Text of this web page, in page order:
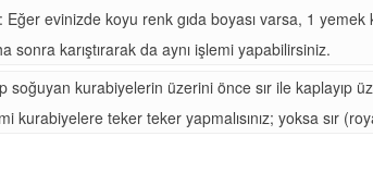
Eğer evinizde koyu renk gıda boyası varsa, 1 yemek
sonra karıştırarak da aynı işlemi yapabilirsiniz.
soğuyan kurabiyelerin üzerini önce sır ile kaplayıp
kurabiyelere teker teker yapmalısınız; yoksa sır